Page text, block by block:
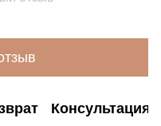
Консультация